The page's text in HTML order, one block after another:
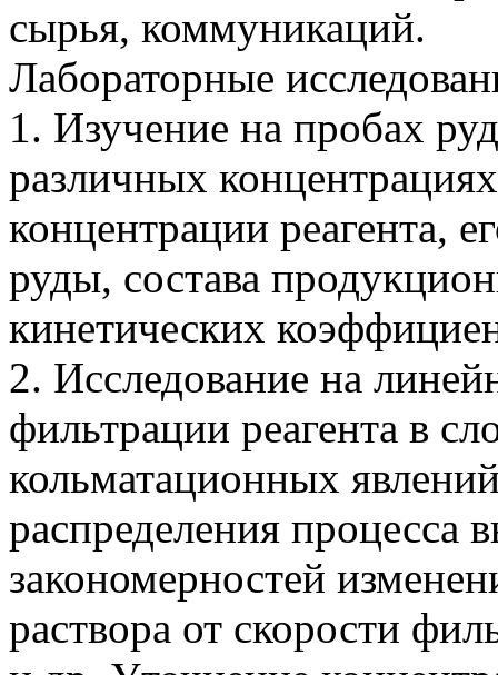
сырья, коммуникаций.
Лабораторные
1. Изучение на пробах
различных
концентрации реагента,
руды, состава
кинетических
2. Исследование на
фильтрации реагента в
кольматационных
распределения процесса
закономерностей
раствора от скорости